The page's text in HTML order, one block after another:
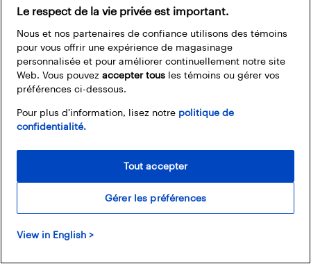
Save my name, email, and website in this browser for the
next time I comment.
Le respect de la vie privée est important.
Nous et nos partenaires de confiance utilisons des témoins
pour vous offrir une expérience de magasinage
personnalisée et pour améliorer continuellement notre site
Web. Vous pouvez accepter tous les témoins ou gérer vos
préférences ci-dessous.
Pour plus d’information, lisez notre
View in English >
politique de
confidentialité.
Gérer les préférences
Tout accepter